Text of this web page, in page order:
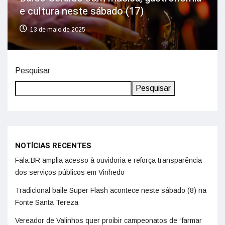
e cultura neste sábado (17)
13 de maio de 2025
Pesquisar
Pesquisar
NOTÍCIAS RECENTES
Fala.BR amplia acesso à ouvidoria e reforça transparência
dos serviços públicos em Vinhedo
Tradicional baile Super Flash acontece neste sábado (8) na
Fonte Santa Tereza
Vereador de Valinhos quer proibir campeonatos de “farmar